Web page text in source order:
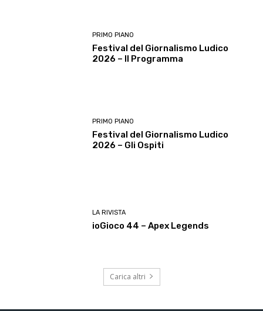
PRIMO PIANO
Festival del Giornalismo Ludico
2026 – Il Programma
PRIMO PIANO
Festival del Giornalismo Ludico
2026 – Gli Ospiti
LA RIVISTA
ioGioco 44 – Apex Legends
Carica altri